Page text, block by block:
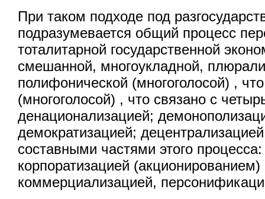
При таком подходе под
подразумевается общий процесс
тоталитарной государственной
смешанной, многоукладной,
полифонической (многоголосой) ,
(многоголосой) , что связано с
денационализацией;
демократизацией;
составными частями этого
корпоратизацией (акционированием)
коммерциализацией,